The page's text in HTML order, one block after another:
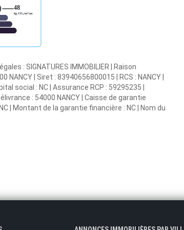
: SIGNATURES IMMOBILIER | Raison
| Siret : 83940656800015 | RCS : NANCY |
social : NC | Assurance RCP : 59295235 |
: 54000 NANCY | Caisse de garantie
| Montant de la garantie financière : NC | Nom du